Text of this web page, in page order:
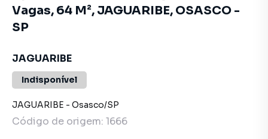
Vagas, 64 M², JAGUARIBE, OSASCO -
SP
JAGUARIBE
Indisponível
JAGUARIBE - Osasco/SP
Código de origem: 1666